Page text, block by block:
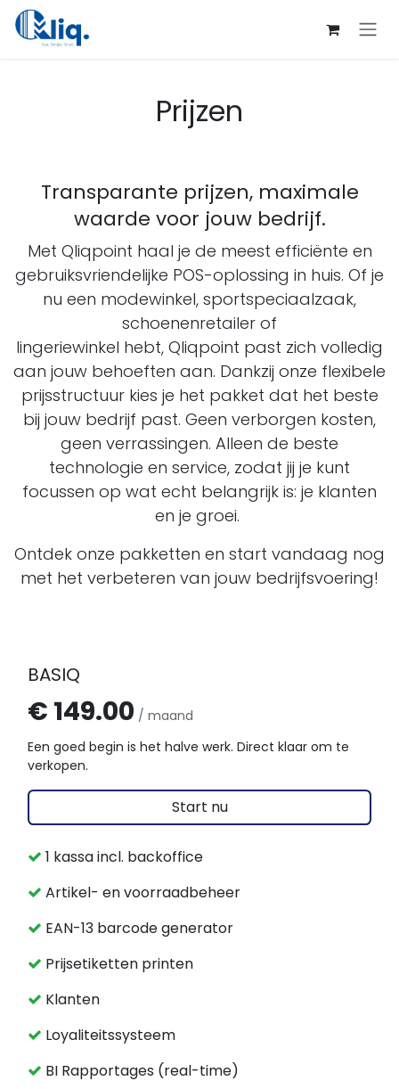
Overslaan naar inhoud
Prijzen
Transparante prijzen, maximale
waarde voor jouw bedrijf.
Met Qliqpoint haal je de meest efficiënte en
gebruiksvriendelijke POS-oplossing in huis. Of je
nu een modewinkel, sportspeciaalzaak,
schoenenretailer of
lingeriewinkel hebt, Qliqpoint past zich volledig
aan jouw behoeften aan. Dankzij onze flexibele
prijsstructuur kies je het pakket dat het beste
bij jouw bedrijf past. Geen verborgen kosten,
geen verrassingen. Alleen de beste
technologie en service, zodat jij je kunt
focussen op wat echt belangrijk is: je klanten
en je groei.
Ontdek onze pakketten en start vandaag nog
met het verbeteren van jouw bedrijfsvoering!
BASIQ
€ 149.00 / maand
Een goed begin is het halve werk. Direct klaar om te
verkopen.
Start nu​​
1 kassa incl. backoffice
Artikel- en voorraadbeheer
EAN-13 barcode generator
Prijsetiketten printen
Klanten
Loyaliteitssysteem
BI Rapportages (real-time)